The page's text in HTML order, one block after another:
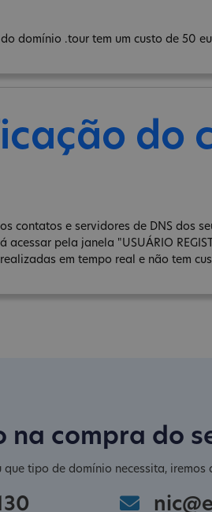
domínio .tour tem um custo de 50
do
contatos e servidores de DNS dos
acessar pela janela "USUÁRIO
em tempo real e não tem
na compra do
tipo de domínio necessita,